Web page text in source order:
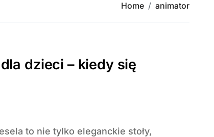
Home animator
dzieci – kiedy się